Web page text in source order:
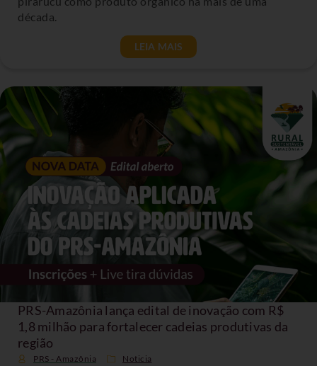
década.
LEIA MAIS
PRS-Amazônia lança edital de inovação com R$
1,8 milhão para fortalecer cadeias produtivas da
região
PRS - Amazônia Noticia